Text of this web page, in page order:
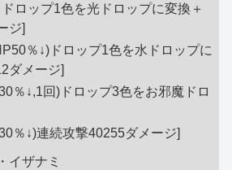
ロップ1色を光ドロップに変換＋
ジ]
％↓)ドロップ1色を水ドロップに
ダメージ]
％↓,1回)ドロップ3色をお邪魔ドロ
％↓)連続攻撃40255ダメージ]
イザナミ